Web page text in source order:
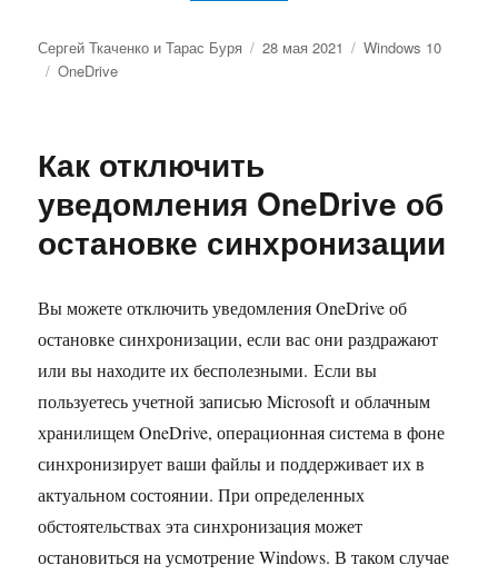
Автор
Сергей Ткаченко и Тарас Буря Опубликовано
28 мая 2021 Рубрики
Windows 10
Метки
OneDrive
Как отключить
уведомления OneDrive об
остановке синхронизации
Вы можете отключить уведомления OneDrive об
остановке синхронизации, если вас они раздражают
или вы находите их бесполезными. Если вы
пользуетесь учетной записью Microsoft и облачным
хранилищем OneDrive, операционная система в фоне
синхронизирует ваши файлы и поддерживает их в
актуальном состоянии. При определенных
обстоятельствах эта синхронизация может
остановиться на усмотрение Windows. В таком случае